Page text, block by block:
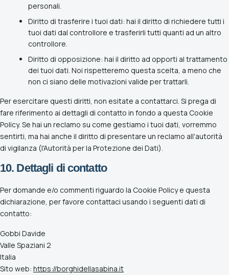
personali.
Diritto di trasferire i tuoi dati: hai il diritto di richiedere tutti i
tuoi dati dal controllore e trasferirli tutti quanti ad un altro
controllore.
Diritto di opposizione: hai il diritto ad opporti al trattamento
dei tuoi dati. Noi rispetteremo questa scelta, a meno che
non ci siano delle motivazioni valide per trattarli.
Per esercitare questi diritti, non esitate a contattarci. Si prega di
fare riferimento ai dettagli di contatto in fondo a questa Cookie
Policy. Se hai un reclamo su come gestiamo i tuoi dati, vorremmo
sentirti, ma hai anche il diritto di presentare un reclamo all'autorità
di vigilanza (l'Autorità per la Protezione dei Dati).
10. Dettagli di contatto
Per domande e/o commenti riguardo la Cookie Policy e questa
dichiarazione, per favore contattaci usando i seguenti dati di
contatto:
Gobbi Davide
Valle Spaziani 2
Italia
Sito web: https://borghidellasabina.it